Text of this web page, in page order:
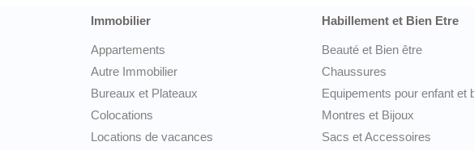
Immobilier
Appartements
Autre Immobilier
Bureaux et Plateaux
Colocations
Locations de vacances
Habillement et Bien Etre
Beauté et Bien être
Chaussures
Equipements pour enfant et
Montres et Bijoux
Sacs et Accessoires